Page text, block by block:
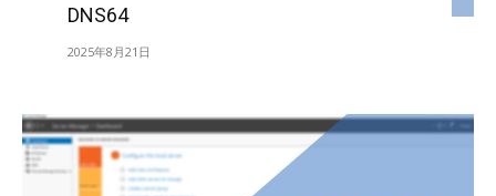
DNS64
2025年8月21日